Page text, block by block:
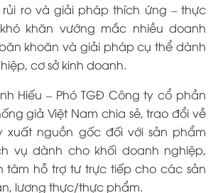
ro và giải pháp thích ứng – thực
khăn vướng mắc nhiều doanh
khoăn và giải pháp cụ thể dành
cơ sở kinh doanh.
Hiếu – Phó TGĐ Công ty cổ phần
giả Việt Nam chia sẻ, trao đổi về
xuất nguồn gốc đối với sản phẩm
vụ dành cho khối doanh nghiệp,
tâm hỗ trợ tư trực tiếp cho các sản
lương thực/thực phẩm.